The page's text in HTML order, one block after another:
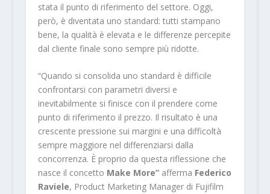
stata il punto di riferimento del settore. Oggi,
però, è diventata uno standard: tutti stampano
bene, la qualità è elevata e le differenze percepite
dal cliente finale sono sempre più ridotte.
“Quando si consolida uno standard è difficile
confrontarsi con parametri diversi e
inevitabilmente si finisce con il prendere come
punto di riferimento il prezzo. Il risultato è una
crescente pressione sui margini e una difficoltà
sempre maggiore nel differenziarsi dalla
concorrenza. È proprio da questa riflessione che
nasce il concetto Make More” afferma Federico
Raviele, Product Marketing Manager di Fujifilm